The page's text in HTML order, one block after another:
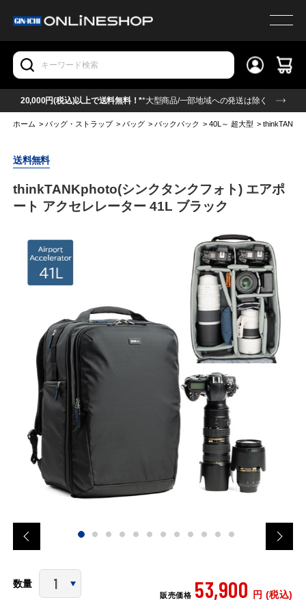
20,000円(税込)以上で送料無料！**大型商品/一部地域への発送は除く
ホーム >バッグ・ストラップ >バッグ >バックパック >40L～ 超大型 >
送料無料
thinkTANKphoto(シンクタンクフォト) エアポ
ート アクセレレーター 41L ブラック
数量
販売価格 53,900 円 (税込)